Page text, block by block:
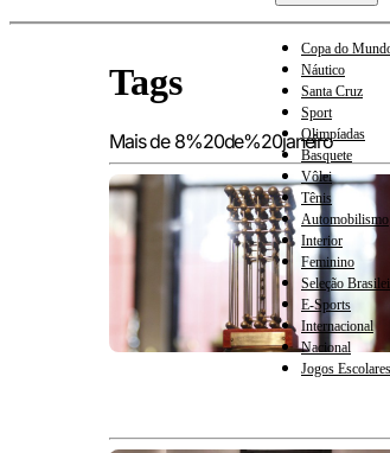
Copa do
Náutico
Santa Cruz
Sport
Olimpíadas
Basquete
Vôlei
Tênis
Automobilismo
Interior
Feminino
Seleção
E-Sports
Internacional
Nacional
Jogos Escolares
Tags
Mais de 8%20de%20janeiro